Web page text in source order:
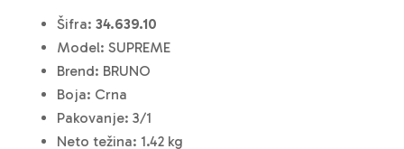
Šifra: 34.639.10
Model: SUPREME
Brend: BRUNO
Boja: Crna
Pakovanje: 3/1
Neto težina: 1.42 kg